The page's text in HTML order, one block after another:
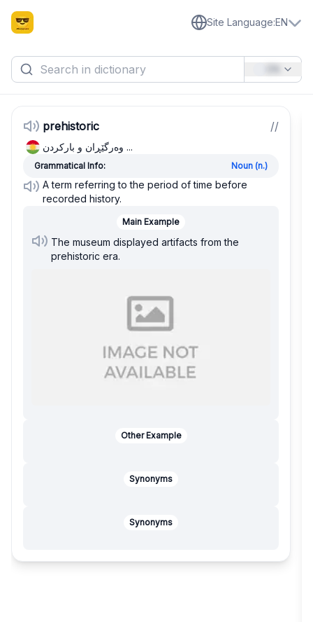
Site Language:EN
prehistoric //
وەرگێڕان و بارکردن ...
Grammatical Info: Noun (n.)
A term referring to the period of time before
recorded history.
Main Example
The museum displayed artifacts from the
prehistoric era.
Other Example
Synonyms
Synonyms